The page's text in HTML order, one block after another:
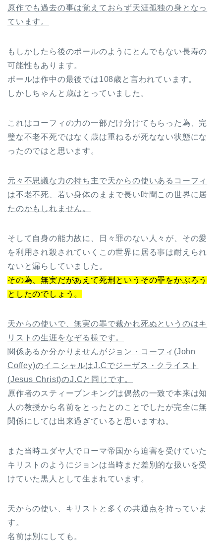
原作でも過去の事は覚えておらず天涯孤独の身となっ
ています。
もしかしたら後のポールのようにとんでもない長寿の
可能性もあります。
ポールは作中の最後では108歳と言われています。
しかしちゃんと歳はとっていました。
これはコーフィの力の一部だけ分けてもらった為、完
璧な不老不死ではなく歳は重ねるが死なない状態にな
ったのではと思います。
元々不思議な力の持ち主で天からの使いあるコーフィ
は不老不死、若い身体のままで長い時間この世界に居
たのかもしれません。
そして自身の能力故に、日々罪のない人々が、その愛
を利用され殺されていくこの世界に居る事は耐えられ
ないと漏らしていました。
その為、無実だがあえて死刑というその罪をかぶろう
としたのでしょう。
天からの使いで、無実の罪で裁かれ死ぬというのはキ
リストの生涯をなぞる様です。
関係あるか分かりませんがジョン・コーフィ(John
Coffey)のイニシャルはJ.Cでジーザス・クライスト
(Jesus Christ)のJ.Cと同じです。
原作者のスティーブンキングは偶然の一致で本来は知
人の教授から名前をとったとのことでしたが完全に無
関係にしては出来過ぎていると思いますね。
また当時ユダヤ人でローマ帝国から迫害を受けていた
キリストのようにジョンは当時まだ差別的な扱いを受
けていた黒人として生まれています。
天からの使い、キリストと多くの共通点を持っていま
す。
名前は別にしても。